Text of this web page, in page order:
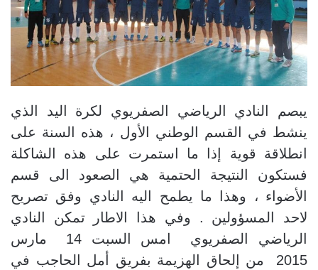
يبصم النادي الرياضي الصفريوي لكرة اليد الذي
ينشط في القسم الوطني الأول ، هذه السنة على
انطلاقة قوية إذا ما استمرت على هذه الشاكلة
فستكون النتيجة الحتمية هي الصعود الى قسم
الأضواء ، وهذا ما يطمح اليه النادي وفق تصريح
لاحد المسؤولين . وفي هذا الاطار تمكن النادي
الرياضي الصفريوي امس السبت 14 مارس
2015 من إلحاق الهزيمة بفريق أمل الحاجب في